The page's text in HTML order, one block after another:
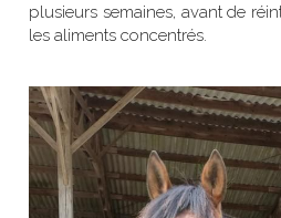
plusieurs semaines, avant de
les aliments concentrés.